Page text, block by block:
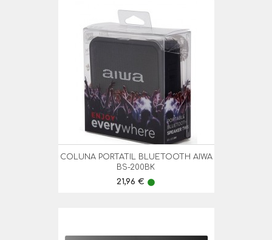
COLUNA PORTATIL BLUETOOTH AIWA
BS-200BK
Preço
21,96 € lens